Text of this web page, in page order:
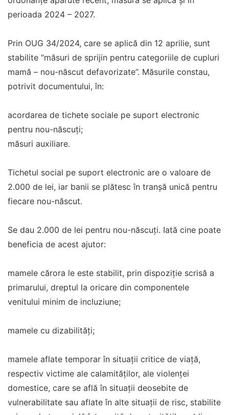
perioada 2024 – 2027.
Prin OUG 34/2024, care se aplică din 12 aprilie, sunt
stabilite “măsuri de sprijin pentru categoriile de cupluri
mamă – nou-născut defavorizate”. Măsurile constau,
potrivit documentului, în:
acordarea de tichete sociale pe suport electronic
pentru nou-născuţi;
măsuri auxiliare.
Tichetul social pe suport electronic are o valoare de
2.000 de lei, iar banii se plătesc în tranșă unică pentru
fiecare nou-născut.
Se dau 2.000 de lei pentru nou-născuți. Iată cine poate
beneficia de acest ajutor:
mamele cărora le este stabilit, prin dispoziţie scrisă a
primarului, dreptul la oricare din componentele
venitului minim de incluziune;
mamele cu dizabilităţi;
mamele aflate temporar în situaţii critice de viaţă,
respectiv victime ale calamităţilor, ale violenţei
domestice, care se află în situaţii deosebite de
vulnerabilitate sau aflate în alte situații de risc, stabilite